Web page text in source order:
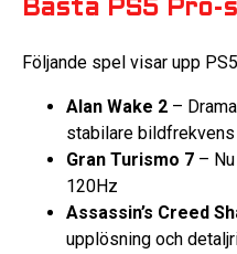
Bästa PS5 Pro-
Följande spel visar upp
Alan Wake 2 –
stabilare bildfrekvens
Gran Turismo 7 –
120Hz
Assassin’s Creed
upplösning och